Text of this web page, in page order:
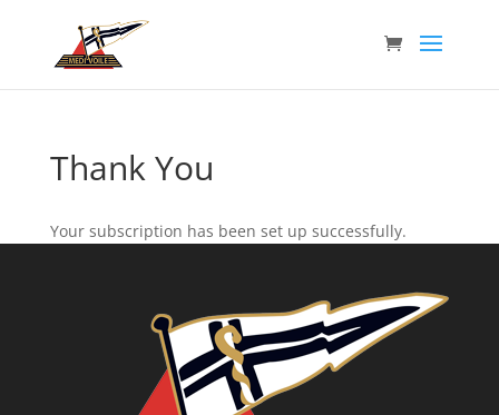
Thank You
Your subscription has been set up successfully.